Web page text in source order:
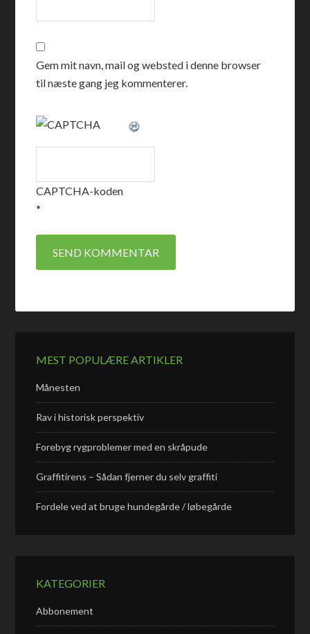
Gem mit navn, mail og websted i denne browser
til næste gang jeg kommenterer.
CAPTCHA-koden
*
MEST POPULÆRE ARTIKLER
Månesten
Rav i historisk perspektiv
Forebyg rygproblemer med en skråpude
Graffitirens – Sådan fjerner du selv graffiti
Fordele ved at bruge hundegårde / løbegårde
KATEGORIER
Abbonement